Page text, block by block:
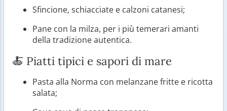
Sfincione, schiacciate e calzoni catanesi;
Pane con la milza, per i più temerari amanti
della tradizione autentica.
🍝 Piatti tipici e sapori di mare
Pasta alla Norma con melanzane fritte e ricotta
salata;